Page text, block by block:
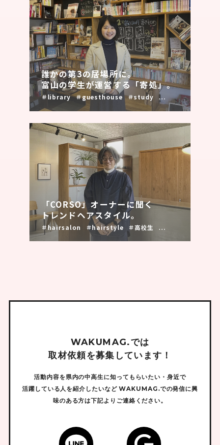
誰かの第3の居場所に。
富山の学生が運営する「寄処」。
＃library ＃guesthouse ＃study ...
「CORSO」オーナーに聞く
トレンドヘアスタイル。
＃hairsalon ＃hairstyle ＃高校生 ...
WAKUMAG.では
取材依頼を募集 してい ます ！
活動内容を県内の中高生に知ってもらいたい・身近で
活躍している人を紹介したいなどWAKUMAG.での発信に興
味のある方は下記よりご連絡ください。